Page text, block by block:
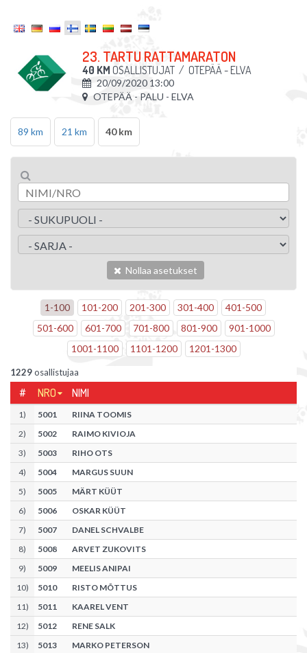
23. TARTU RATTAMARATON
40 KM OSALLISTUJAT / OTEPÄÄ - ELVA
20/09/2020 13:00
OTEPÄÄ - PALU - ELVA
89 km 21 km 40 km
Nollaa asetukset
1-100 101-200 201-300 301-400 401-500
501-600 601-700 701-800 801-900 901-1000
1001-1100 1101-1200 1201-1300
1229osallistujaa
# NRO NIMI
1) 5001
RIINA TOOMIS
2) 5002
RAIMO KIVIOJA
3) 5003
RIHO OTS
4) 5004
MARGUS SUUN
5) 5005
MÄRT KÜÜT
6) 5006
OSKAR KÜÜT
7) 5007
DANEL SCHVALBE
8) 5008
ARVET ZUKOVITS
9) 5009
MEELIS ANIPAI
10) 5010
RISTO MÕTTUS
11) 5011
KAAREL VENT
12) 5012
RENE SALK
13) 5013
MARKO PETERSON